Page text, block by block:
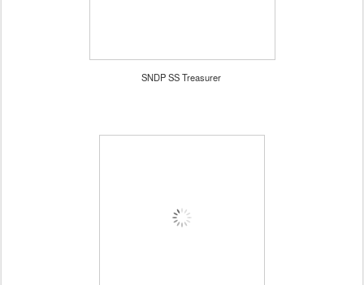
SNDP SS Treasurer